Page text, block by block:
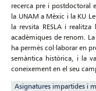
recerca pre i postdoctoral
la UNAM a Mèxic i la KU
la revsita RESLA i
acadèmiques de renom.
ha permès col·laborar en
semàntica històrica, i la
coneixement en el seu
Asignatures impartides i